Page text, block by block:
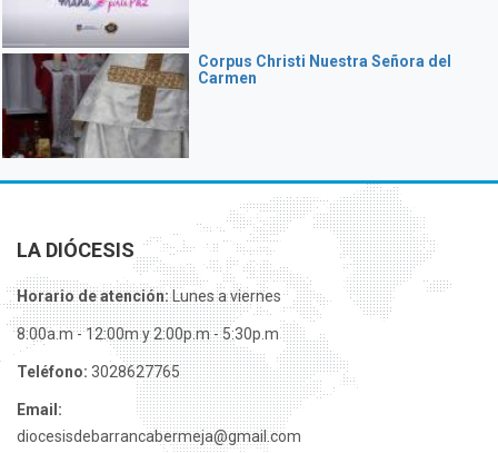
Corpus Christi Nuestra Señora del
Carmen
LA DIÓCESIS
Horario de atención:Lunes a viernes
8:00a.m - 12:00m y 2:00p.m - 5:30p.m
Teléfono: 3028627765
Email:
diocesisdebarrancabermeja@gmail.com